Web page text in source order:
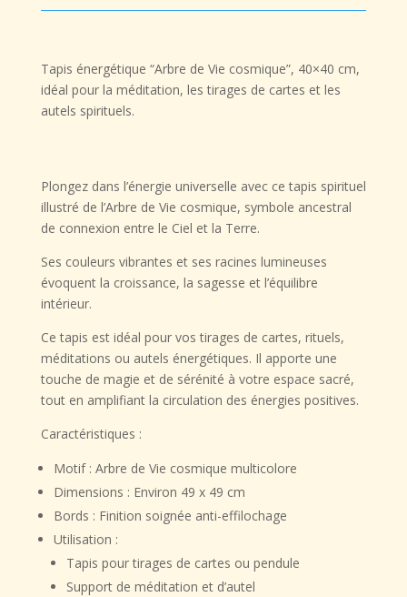
Énergétique
Vie
Cosmique”
–
et
Élévation
Spirituelle
Tapis énergétique “Arbre de Vie cosmique”, 40×40 cm,
idéal pour la méditation, les tirages de cartes et les
autels spirituels.
Plongez dans l’énergie universelle avec cetapis spirituel
illustré de l’Arbre de Vie cosmique, symbole ancestral
de connexion entre le Ciel et la Terre.
Ses couleurs vibrantes et ses racines lumineuses
évoquent la croissance, la sagesse et l’équilibre
intérieur.
Ce tapis est idéal pour vostirages de cartes, rituels,
méditations ou autels énergétiques. Il apporte une
touche de magie et de sérénité à votre espace sacré,
tout en amplifiant la circulation des énergies positives.
Caractéristiques :
Motif : Arbre de Vie cosmique multicolore
Dimensions : Environ 49 x 49 cm
Bords : Finition soignée anti-effilochage
Utilisation :
Tapis pour tirages de cartes ou pendule
Support de méditation et d’autel